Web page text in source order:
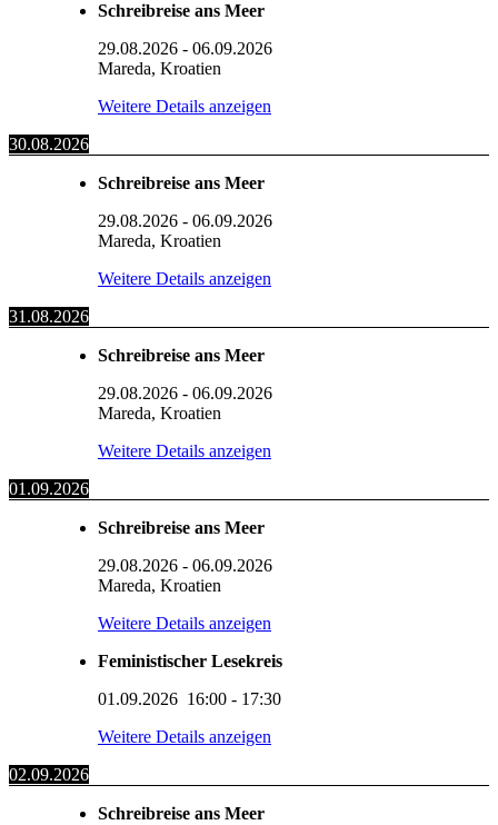
Schreibreise ans Meer
29.08.2026 - 06.09.2026
Mareda, Kroatien
Weitere Details anzeigen
30.08.2026
Schreibreise ans Meer
29.08.2026 - 06.09.2026
Mareda, Kroatien
Weitere Details anzeigen
31.08.2026
Schreibreise ans Meer
29.08.2026 - 06.09.2026
Mareda, Kroatien
Weitere Details anzeigen
01.09.2026
Schreibreise ans Meer
29.08.2026 - 06.09.2026
Mareda, Kroatien
Weitere Details anzeigen
Feministischer Lesekreis
01.09.2026 16:00 - 17:30
Weitere Details anzeigen
02.09.2026
Schreibreise ans Meer